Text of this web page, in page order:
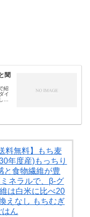
聞
紹
イ
て
料無料】もち麦
年度産)もっちり
と食物繊維が豊
ネラルで、β-グ
は白米に比べ20
えなし もちむぎ
はん